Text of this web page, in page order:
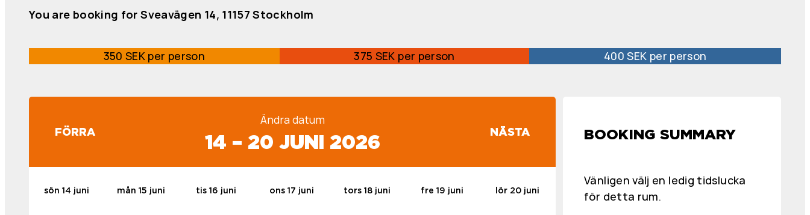
You are booking for Sveavägen 14, 11157 Stockholm
350 SEK per person 375 SEK per person 400 SEK per person
FÖRRA
Ändra datum
14 – 20 JUNI 2026 NÄSTA
sön 14 juni mån 15 juni tis 16 juni ons 17 juni tors 18 juni fre 19 juni lör 20 juni
BOOKING SUMMARY
Vänligen välj en ledig tidslucka
för detta rum.